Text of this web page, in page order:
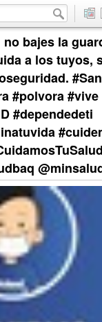
bajes la
a los tuyos,
#polvora
#dependedeti